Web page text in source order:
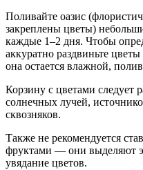
Поливайте оазис
закреплены цветы)
каждые 1–2 дня. Чтобы
аккуратно раздвиньте
она остается влажной,
Корзину с цветами следует
солнечных лучей,
сквозняков.
Также не рекомендуется
фруктами — они выделяют
увядание цветов.